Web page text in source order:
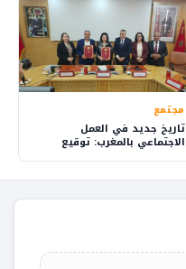
مجتمع
تاريخ جديد في العمل
الاجتماعي بالمغرب: توقيع
اتفاق يقود للتغيير